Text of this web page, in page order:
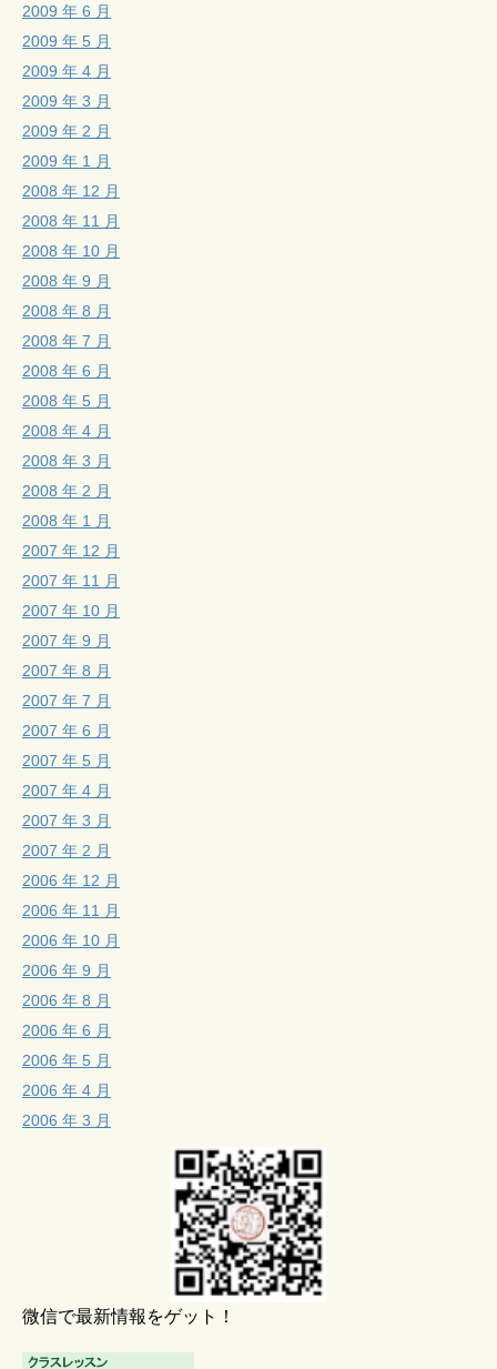
2009 年 6 月
2009 年 5 月
2009 年 4 月
2009 年 3 月
2009 年 2 月
2009 年 1 月
2008 年 12 月
2008 年 11 月
2008 年 10 月
2008 年 9 月
2008 年 8 月
2008 年 7 月
2008 年 6 月
2008 年 5 月
2008 年 4 月
2008 年 3 月
2008 年 2 月
2008 年 1 月
2007 年 12 月
2007 年 11 月
2007 年 10 月
2007 年 9 月
2007 年 8 月
2007 年 7 月
2007 年 6 月
2007 年 5 月
2007 年 4 月
2007 年 3 月
2007 年 2 月
2006 年 12 月
2006 年 11 月
2006 年 10 月
2006 年 9 月
2006 年 8 月
2006 年 6 月
2006 年 5 月
2006 年 4 月
2006 年 3 月
微信で最新情報をゲット！